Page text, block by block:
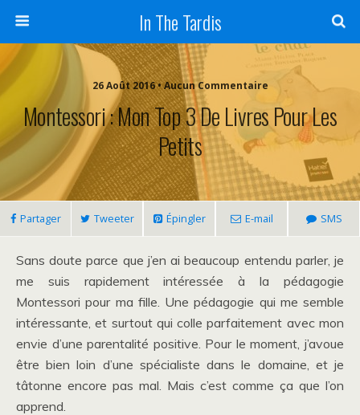
In The Tardis
26 Août 2016 • Aucun Commentaire
Montessori : Mon Top 3 De Livres Pour Les
Petits
Partager Tweeter Épingler E-mail SMS
Sans doute parce que j’en ai beaucoup entendu parler, je
me suis rapidement intéressée à la pédagogie
Montessori pour ma fille. Une pédagogie qui me semble
intéressante, et surtout qui colle parfaitement avec mon
envie d’une parentalité positive. Pour le moment, j’avoue
être bien loin d’une spécialiste dans le domaine, et je
tâtonne encore pas mal. Mais c’est comme ça que l’on
apprend.